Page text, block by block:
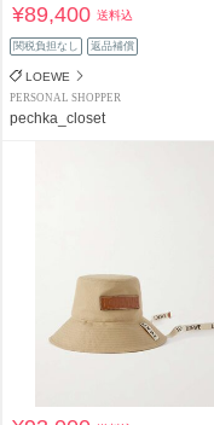
¥89,400送料込
関税負担なし 返品補償
LOEWE
PERSONAL SHOPPER
pechka_closet